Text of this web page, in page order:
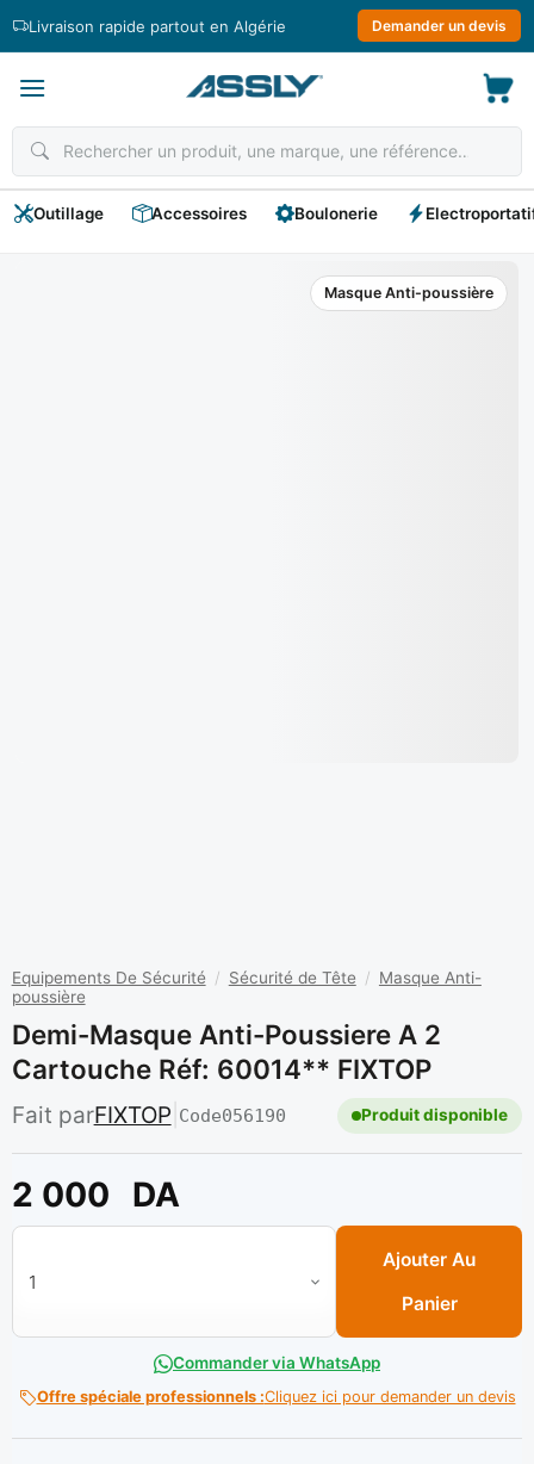
Livraison rapide partout en Algérie Demander un devis
Outillage Accessoires Boulonerie
Masque Anti-poussière
Equipements De Sécurité / Sécurité de Tête / Masque Anti-
poussière
Demi-Masque Anti-Poussiere A 2
Cartouche Réf: 60014** FIXTOP
Fait parFIXTOP Code056190 Produit disponible
2 000 DA
quantité de Demi-masque anti-poussiere a 2 cartouche Réf:
Ajouter Au
Panier
Commander via WhatsApp
Offre spéciale professionnels :Cliquez ici pour demander un devis